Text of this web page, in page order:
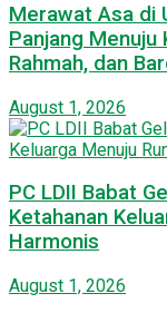
Merawat Asa di
Panjang Menuju
Rahmah, dan
August 1, 2026
PC LDII Babat
Ketahanan
Harmonis
August 1, 2026